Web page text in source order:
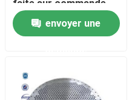
faite sur commande
de S355 St52 A36
utilisé dans les mines
le machinner
envoyer une